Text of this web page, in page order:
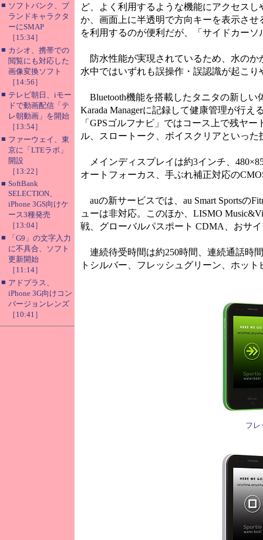
■ ソフトバンク、ブ
ランドキャラクタ
ーにSMAP
［15:34］
■ カシオ、携帯での
閲覧にも対応した
画像変換ソフト
［14:56］
■ テレビ朝日、iモー
ドで動画配信「テ
レ朝動画」を開始
［13:54］
■ ファーウェイ、東
京に「LTEラボ」
開設
［13:22］
■ SoftBank
SELECTION、
iPhone 3GS向けケ
ース3種発売
［13:04］
■
「G9」の文字入力
に不具合、ソフト
更新開始
［11:14］
■ アドプラス、
iPhone 3G向けコン
バージョンレンズ
［10:41］
ど、よく利用するような機能にアクセス
か、画面上に半透明で方向キーを表示さ
を利用するのが便利だが、「サイドカー
防水性能が実現されているため、水のか
水中ではいずれも誤操作・誤認識が起こ
Bluetooth機能を搭載したタニタの新しい
Karada Managerに記録して健康管理が行
「GPSゴルフナビ」ではコース上で残ヤ
ル、スロートーク、ボイスクリアといった
メインディスプレイは約3インチ、
オートフォーカス、手ぶれ補正対応の
auの新サービスでは、au Smart Sportsの
ューは非対応。このほか、LISMO
戦、グローバルパスポート CDMA、おサ
連続待受時間は約250時間、連続通話時
トシルバー、フレッシュグリーン、ホッ
フレ